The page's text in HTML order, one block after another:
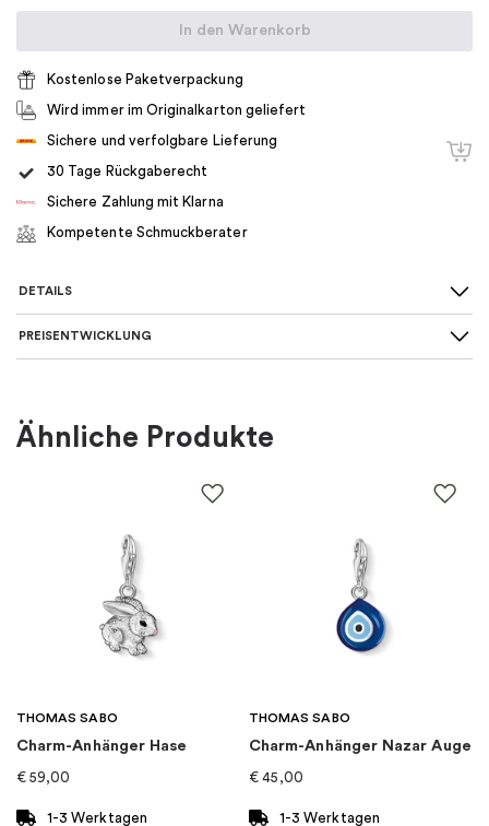
In den Warenkorb
Kostenlose Paketverpackung
Wird immer im Originalkarton geliefert
Sichere und verfolgbare Lieferung
30 Tage Rückgaberecht
Sichere Zahlung mit Klarna
Kompetente Schmuckberater
DETAILS
Länge
Für wen : Damen, Herren
Silber
Marke: Emma Israelsson
Kategorie Halsketten
PREISENTWICKLUNG
Ähnliche Produkte
THOMAS SABO
Charm-Anhänger Hase
€ 59,00
1-3 Werktagen
THOMAS SABO
Charm-Anhänger Nazar Auge
€ 45,00
1-3 Werktagen